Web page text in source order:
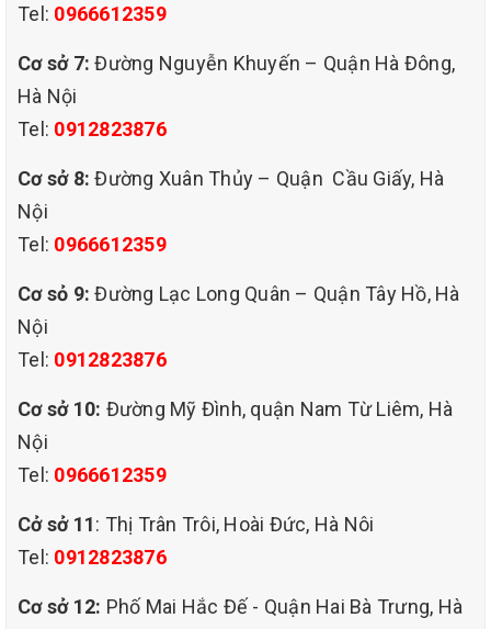
Tel: 0966612359
Cơ sở 7:Đường Nguyễn Khuyến – Quận Hà Đông,
Hà Nội
Tel: 0912823876
Cơ sở 8:Đường Xuân Thủy – Quận Cầu Giấy, Hà
Nội
Tel: 0966612359
Cơ sỏ 9: Đường Lạc Long Quân – Quận Tây Hồ, Hà
Nội
Tel: 0912823876
Cơ sở 10: Đường Mỹ Đình, quận Nam Từ Liêm, Hà
Nội
Tel: 0966612359
Cở sở 11: Thị Trân Trôi, Hoài Đức, Hà Nôi
Tel: 0912823876
Cơ sở 12: Phố Mai Hắc Đế - Quận Hai Bà Trưng, Hà